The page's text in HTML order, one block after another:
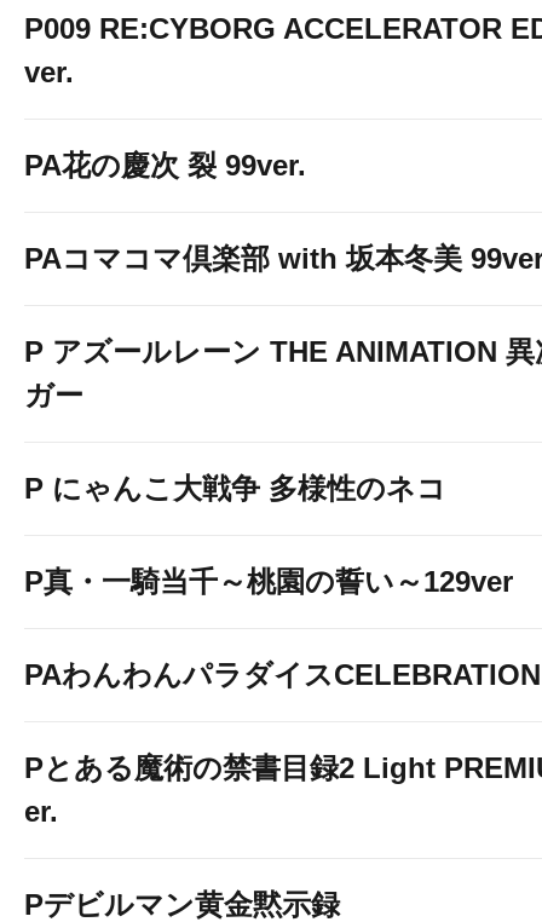
P009 RE:CYBORG ACCELERATOR
ver.
PA花の慶次 裂 99ver.
PAコマコマ倶楽部 with 坂本冬美
P アズールレーン THE ANIMATION
ガー
P にゃんこ大戦争 多様性のネコ
P真・一騎当千～桃園の誓い～129ver
PAわんわんパラダイスCELEBRATION
Pとある魔術の禁書目録2 Light
er.
Pデビルマン黄金黙示録